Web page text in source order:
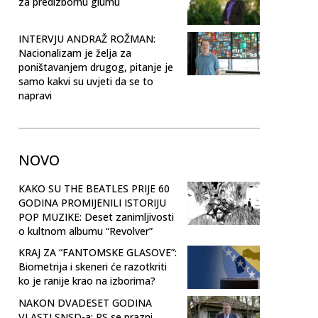
INTERVJU ANDRAŽ ROŽMAN:
Nacionalizam je želja za
poništavanjem drugog, pitanje je
samo kakvi su uvjeti da se to
napravi
NOVO
KAKO SU THE BEATLES PRIJE 60
GODINA PROMIJENILI ISTORIJU
POP MUZIKE: Deset zanimljivosti
o kultnom albumu “Revolver”
KRAJ ZA “FANTOMSKE GLASOVE”:
Biometrija i skeneri će razotkriti
ko je ranije krao na izborima?
NAKON DVADESET GODINA